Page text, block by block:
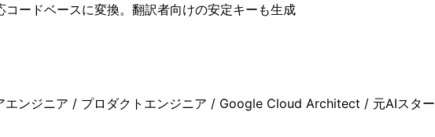
ードベースに変換。翻訳者向けの安定キーも生成
エンジニア / プロダクトエンジニア / Google Cloud Architect / 元AIスタ